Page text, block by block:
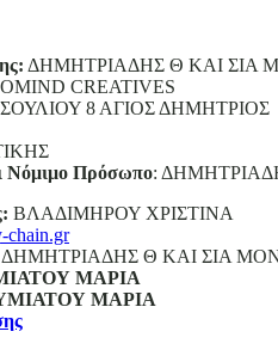
ΔΗΜΗΤΡΙΑΔΗΣ Θ ΚΑΙ ΣΙΑ
ΟΜΙΝD CREATIVES
ΣΟΥΛΙΟΥ 8 ΑΓΙΟΣ ΔΗΜΗΤΡΙΟΣ
Νόμιμο Πρόσωπο:
ΒΛΑΔΙΜΗΡΟΥ ΧΡΙΣΤΙΝΑ
chain.gr
ΔΗΜΗΤΡΙΑΔΗΣ Θ ΚΑΙ ΣΙΑ
ΜΑΡΙΑ
ΜΑΡΙΑ